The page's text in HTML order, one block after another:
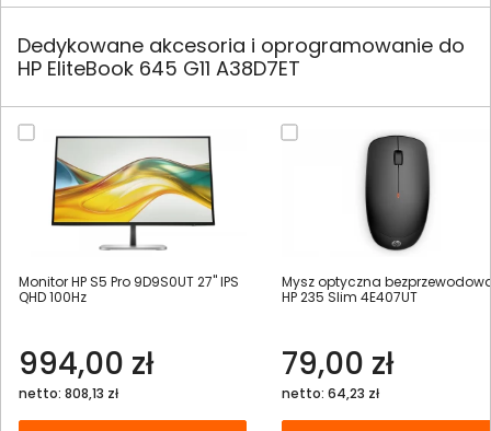
Dedykowane akcesoria i oprogramowanie do
HP EliteBook 645 G11 A38D7ET
Monitor HP S5 Pro 9D9S0UT 27" IPS
QHD 100Hz
994,00 zł
netto: 808,13 zł
Mysz optyczna
HP 235 Slim 4E407UT
79,00 zł
netto: 64,23 zł